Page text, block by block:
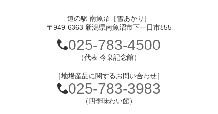
道の駅 南魚沼［雪あかり］
〒949-6363 新潟県南魚沼市下一日市855
025-783-4500
（代表 今泉記念館）
［地場産品に関するお問い合わせ］
025-783-3983
（四季味わい館）